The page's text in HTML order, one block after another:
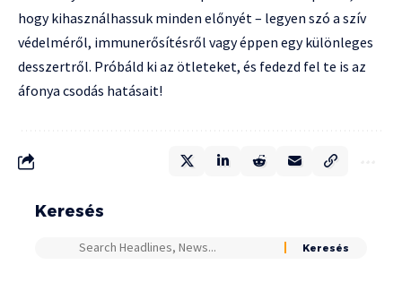
hogy kihasználhassuk minden előnyét – legyen szó a szív
védelméről, immunerősítésről vagy éppen egy különleges
desszertről. Próbáld ki az ötleteket, és fedezd fel te is az
áfonya csodás hatásait!
Keresés